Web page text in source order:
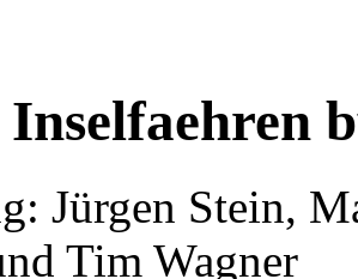
Jürgen Stein,
Tim Wagner